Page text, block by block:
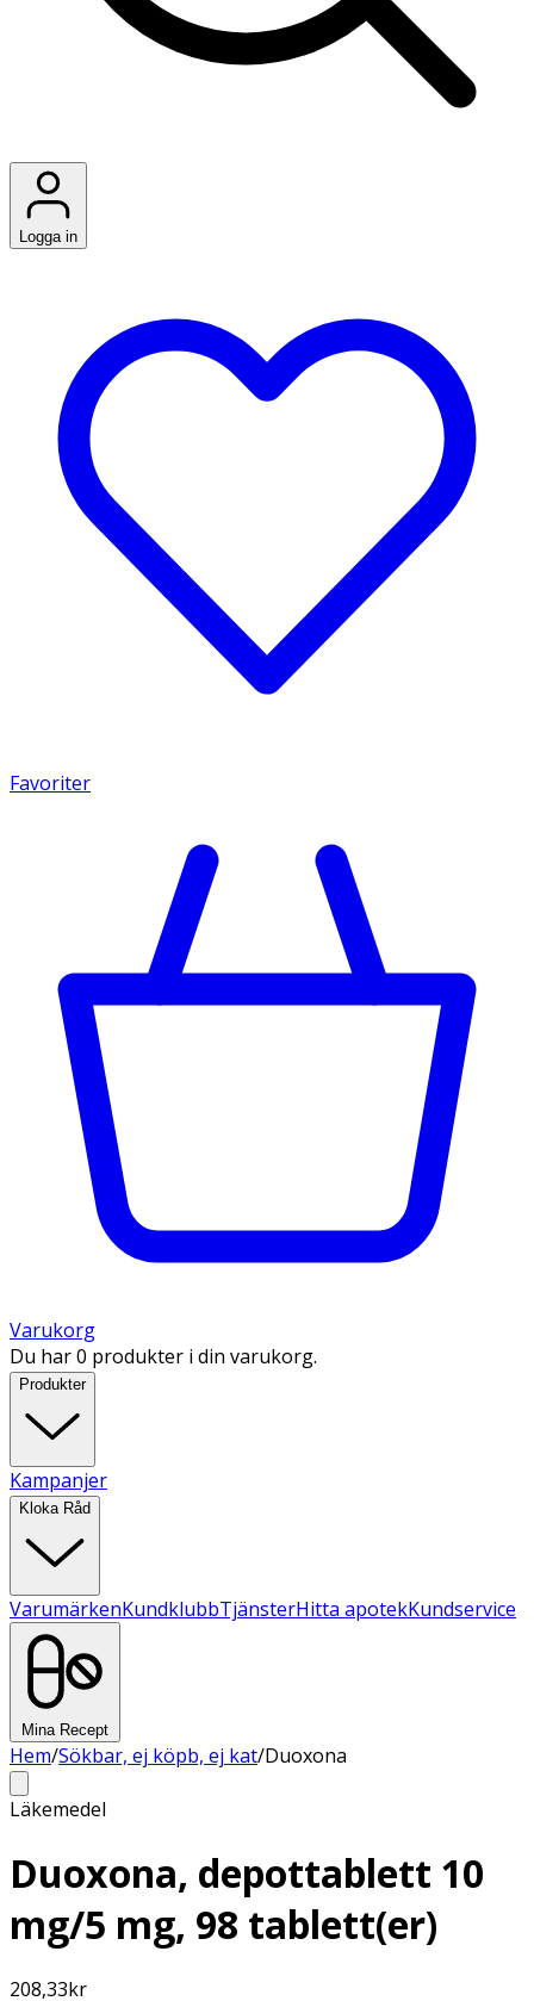
Logga in
Favoriter
Varukorg
Du har 0 produkter i din varukorg.
Produkter
Kampanjer
Kloka Råd
VarumärkenKundklubbTjänsterHitta apotekKundservice
Mina Recept
Hem/Sökbar, ej köpb, ej kat/Duoxona
Läkemedel
Duoxona, depottablett 10
mg/5 mg, 98 tablett(er)
208,33kr